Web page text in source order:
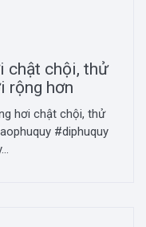
chật chội, thử
rộng hơn
hơi chật chội, thử
#diphuquy